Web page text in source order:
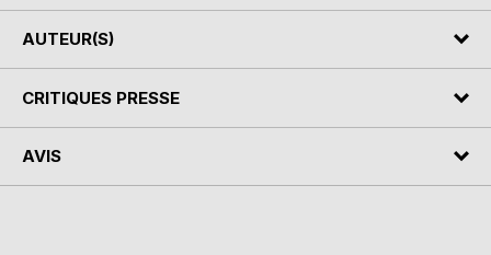
AUTEUR(S)
CRITIQUES PRESSE
AVIS